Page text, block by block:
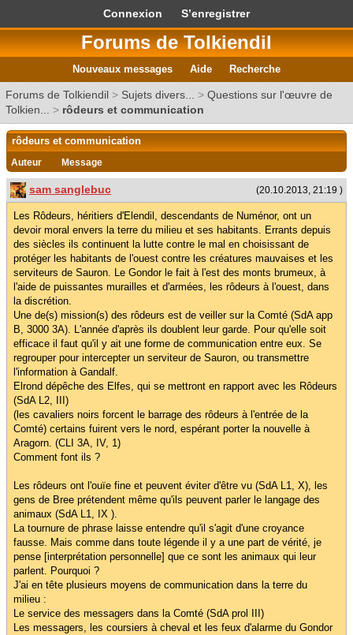
Connexion S’enregistrer
Forums de Tolkiendil
Nouveaux messages Aide Recherche
Forums de Tolkiendil > Sujets divers... > Questions sur l'œuvre de
Tolkien...
> rôdeurs et communication
rôdeurs et communication
Auteur Message
(20.10.2013, 21:19 )
sam sanglebuc
Les Rôdeurs, héritiers d'Elendil, descendants de Numénor, ont un
devoir moral envers la terre du milieu et ses habitants. Errants depuis
des siècles ils continuent la lutte contre le mal en choisissant de
protéger les habitants de l'ouest contre les créatures mauvaises et les
serviteurs de Sauron. Le Gondor le fait à l'est des monts brumeux, à
l'aide de puissantes murailles et d'armées, les rôdeurs à l'ouest, dans
la discrétion.
Une de(s) mission(s) des rôdeurs est de veiller sur la Comté (SdA app
B, 3000 3A). L'année d'après ils doublent leur garde. Pour qu'elle soit
efficace il faut qu'il y ait une forme de communication entre eux. Se
regrouper pour intercepter un serviteur de Sauron, ou transmettre
l'information à Gandalf.
Elrond dépêche des Elfes, qui se mettront en rapport avec les Rôdeurs
(SdA L2, III)
(les cavaliers noirs forcent le barrage des rôdeurs à l'entrée de la
Comté) certains fuirent vers le nord, espérant porter la nouvelle à
Aragorn. (CLI 3A, IV, 1)
Comment font ils ?
Les rôdeurs ont l'ouïe fine et peuvent éviter d'être vu (SdA L1, X), les
gens de Bree prétendent même qu'ils peuvent parler le langage des
animaux (SdA L1, IX ).
La tournure de phrase laisse entendre qu'il s'agit d'une croyance
fausse. Mais comme dans toute légende il y a une part de vérité, je
pense [interprétation personnelle] que ce sont les animaux qui leur
parlent. Pourquoi ?
J'ai en tête plusieurs moyens de communication dans la terre du
milieu :
Le service des messagers dans la Comté (SdA prol III)
Les messagers, les coursiers à cheval et les feux d'alarme du Gondor